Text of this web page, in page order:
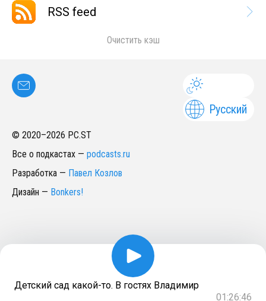
RSS feed
Очистить кэш
Русский
© 2020–2026 PC.ST
Все о подкастах — podcasts.ru
Разработка — Павел Козлов
Дизайн — Bonkers!
Детский сад какой-то. В гостях Владимир
01:26:46